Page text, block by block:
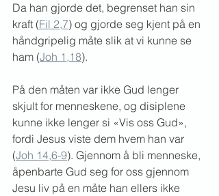
Da han gjorde det, begrenset han sin
kraft (Fil 2,7) og gjorde seg kjent på en
håndgripelig måte slik at vi kunne se
ham (Joh 1,18).
På den måten var ikke Gud lenger
skjult for menneskene, og disiplene
kunne ikke lenger si «Vis oss Gud»,
fordi Jesus viste dem hvem han var
(Joh 14,6-9). Gjennom å bli menneske,
åpenbarte Gud seg for oss gjennom
Jesu liv på en måte han ellers ikke